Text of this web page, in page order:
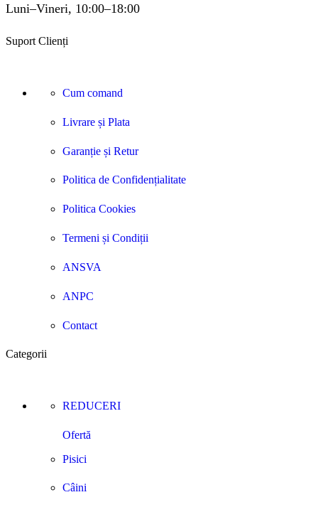
Luni–Vineri, 10:00–18:00
Suport Clienți
Cum comand
Livrare și Plata
Garanție și Retur
Politica de Confidențialitate
Politica Cookies
Termeni și Condiții
ANSVA
ANPC
Contact
Categorii
REDUCERI
Ofertă
Pisici
Câini